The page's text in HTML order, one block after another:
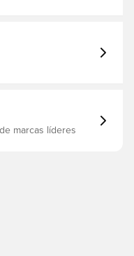
marcas líderes